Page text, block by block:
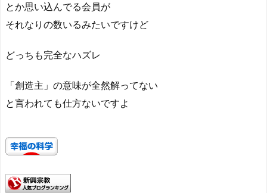
とか思い込んでる会員が
それなりの数いるみたいですけど
どっちも完全なハズレ
「創造主」の意味が全然解ってない
と言われても仕方ないですよ